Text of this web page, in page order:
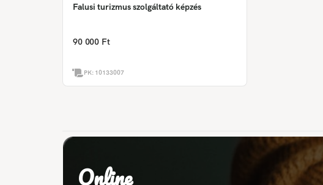
Falusi turizmus szolgáltató képzés
90 000 Ft
PK: 10133007
Online